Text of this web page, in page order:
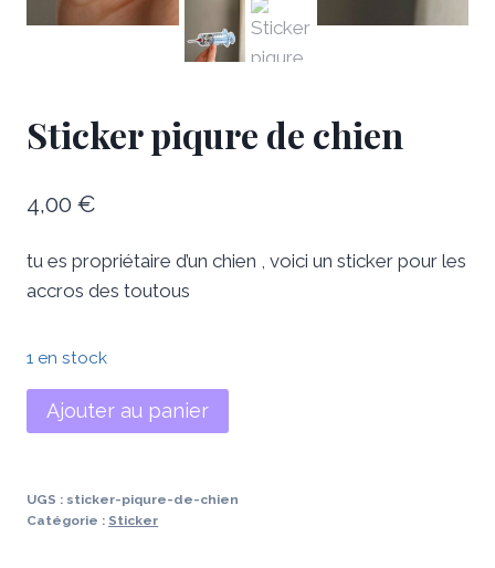
Sticker piqure de chien
4,00 €
tu es propriétaire d’un chien , voici un sticker pour les
accros des toutous
1 en stock
quantité
de
piqure
de
Ajouter au panier
UGS : sticker-piqure-de-chien
Catégorie : Sticker